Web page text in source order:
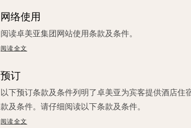
网络使用
阅读卓美亚集团网站使用条款及条件。
阅读全文
预订
以下预订条款及条件列明了卓美亚为宾客提供酒店住
款及条件。请仔细阅读以下条款及条件。
阅读全文